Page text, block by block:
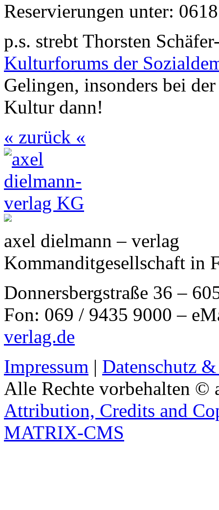
Reservierungen unter:
p.s. strebt Thorsten
Kulturforums der
Gelingen, insonders bei
Kultur dann!
« zurück «
axel dielmann – verlag
Kommanditgesellschaft in
Donnersbergstraße 36 –
Fon: 069 / 9435 9000 –
verlag.de
Impressum | Datenschutz
Alle Rechte vorbehalten ©
Attribution, Credits and
MATRIX-CMS